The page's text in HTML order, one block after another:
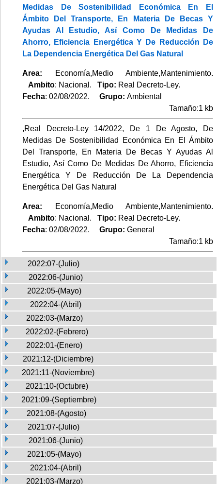
Medidas De Sostenibilidad Económica En El
Ámbito Del Transporte, En Materia De Becas Y
Ayudas Al Estudio, Así Como De Medidas De
Ahorro, Eficiencia Energética Y De Reducción De
La Dependencia Energética Del Gas Natural
Area: Economía,Medio Ambiente,Mantenimiento.
Ambito: Nacional. Tipo: Real Decreto-Ley.
Fecha: 02/08/2022. Grupo: Ambiental
Tamaño:1 kb
,Real Decreto-Ley 14/2022, De 1 De Agosto, De
Medidas De Sostenibilidad Económica En El Ámbito
Del Transporte, En Materia De Becas Y Ayudas Al
Estudio, Así Como De Medidas De Ahorro, Eficiencia
Energética Y De Reducción De La Dependencia
Energética Del Gas Natural
Area: Economía,Medio Ambiente,Mantenimiento.
Ambito: Nacional. Tipo: Real Decreto-Ley.
Fecha: 02/08/2022. Grupo: General
Tamaño:1 kb
2022:07-(Julio)
2022:06-(Junio)
2022:05-(Mayo)
2022:04-(Abril)
2022:03-(Marzo)
2022:02-(Febrero)
2022:01-(Enero)
2021:12-(Diciembre)
2021:11-(Noviembre)
2021:10-(Octubre)
2021:09-(Septiembre)
2021:08-(Agosto)
2021:07-(Julio)
2021:06-(Junio)
2021:05-(Mayo)
2021:04-(Abril)
2021:03-(Marzo)